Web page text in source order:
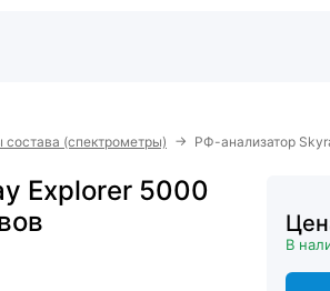
состава (спектрометры) → РФ-анализатор
Explorer 5000
В